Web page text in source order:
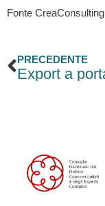
Fonte CreaConsulting
Precedente
PRECEDENTE